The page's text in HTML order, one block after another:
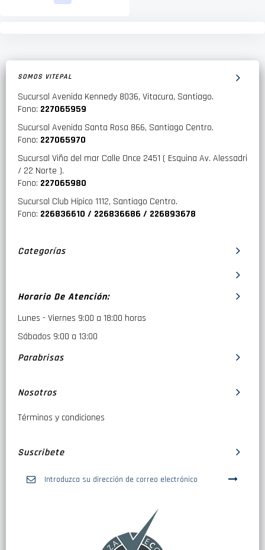
SOMOS VITEPAL
Sucursal Avenida Kennedy 8036, Vitacura, Santiago.
Fono: 227065959
Sucursal Avenida Santa Rosa 866, Santiago Centro.
Fono: 227065970
Sucursal Viña del mar Calle Once 2451 ( Esquina Av. Alessadri
/ 22 Norte ).
Fono: 227065980
Sucursal Club Hípico 1112, Santiago Centro.
Fono: 226836610 / 226836686 / 226893678
Categorías
Horario De Atención:
Lunes - Viernes 9:00 a 18:00 horas
Sábados 9:00 a 13:00
Parabrisas
Nosotros
Términos y condiciones
Suscribete